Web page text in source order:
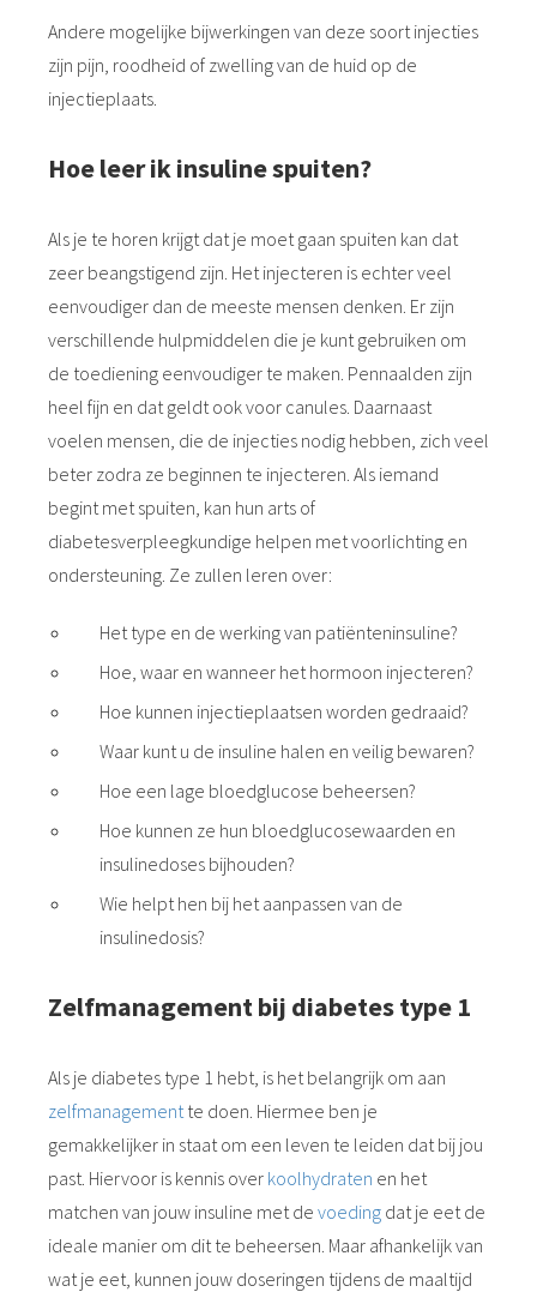
Andere mogelijke bijwerkingen van deze soort injecties
zijn pijn, roodheid of zwelling van de huid op de
injectieplaats.
Hoe leer ik insuline spuiten?
Als je te horen krijgt dat je moet gaan spuiten kan dat
zeer beangstigend zijn. Het injecteren is echter veel
eenvoudiger dan de meeste mensen denken. Er zijn
verschillende hulpmiddelen die je kunt gebruiken om
de toediening eenvoudiger te maken. Pennaalden zijn
heel fijn en dat geldt ook voor canules. Daarnaast
voelen mensen, die de injecties nodig hebben, zich veel
beter zodra ze beginnen te injecteren. Als iemand
begint met spuiten, kan hun arts of
diabetesverpleegkundige helpen met voorlichting en
ondersteuning. Ze zullen leren over:
Het type en de werking van patiënteninsuline?
Hoe, waar en wanneer het hormoon injecteren?
Hoe kunnen injectieplaatsen worden gedraaid?
Waar kunt u de insuline halen en veilig bewaren?
Hoe een lage bloedglucose beheersen?
Hoe kunnen ze hun bloedglucosewaarden en
insulinedoses bijhouden?
Wie helpt hen bij het aanpassen van de
insulinedosis?
Zelfmanagement bij diabetes type 1
Als je diabetes type 1 hebt, is het belangrijk om aan
zelfmanagement te doen. Hiermee ben je
gemakkelijker in staat om een leven te leiden dat bij jou
past. Hiervoor is kennis over koolhydraten en het
matchen van jouw insuline met de voeding dat je eet de
ideale manier om dit te beheersen. Maar afhankelijk van
wat je eet, kunnen jouw doseringen tijdens de maaltijd